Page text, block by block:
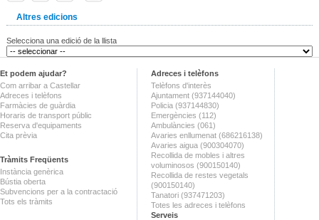
Altres edicions
Selecciona una edició de la llista
Et podem ajudar?
Com arribar a Castellar
Adreces i telèfons
Farmàcies de guàrdia
Horaris de transport públic
Reserva d'equipaments
Cita prèvia
Tràmits Freqüents
Instància genèrica
Bústia oberta
Subvencions per a la contractació
Tots els tràmits
Adreces i telèfons
Telèfons d'interès
Ajuntament (937144040)
Policia (937144830)
Emergències (112)
Ambulàncies (061)
Avaries enllumenat (686216138)
Avaries aigua (900304070)
Recollida de mobles i altres
voluminosos (900150140)
Recollida de restes vegetals
(900150140)
Tanatori (937471203)
Totes les adreces i telèfons
Serveis